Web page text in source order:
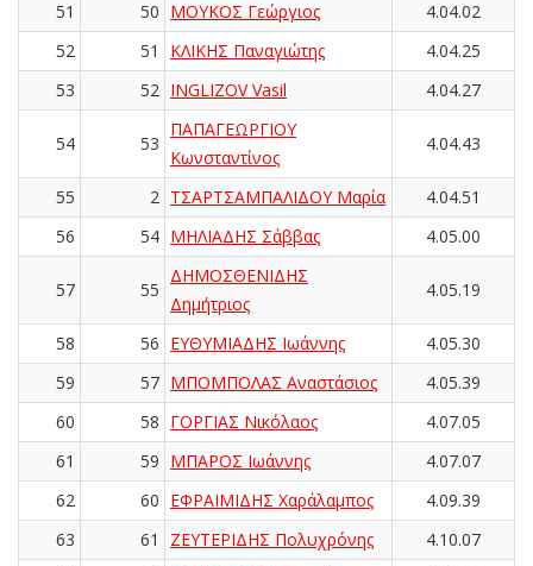
51 50 ΜΟΥΚΟΣ Γεώργιος
4.04.02
52
51 ΚΛΙΚΗΣ Παναγιώτης
4.04.25
53
52 INGLIZOV Vasil 4.04.27
54 53
ΠΑΠΑΓΕΩΡΓΙΟΥ
Κωνσταντίνος
4.04.43
55 2 ΤΣΑΡΤΣΑΜΠΑΛΙΔΟΥ Μαρία
4.04.51
56
54 ΜΗΛΙΑΔΗΣ Σάββας 4.05.00
57 55
ΔΗΜΟΣΘΕΝΙΔΗΣ
Δημήτριος
4.05.19
58 56 ΕΥΘΥΜΙΑΔΗΣ Ιωάννης
4.05.30
59
57 ΜΠΟΜΠΟΛΑΣ Αναστάσιος
4.05.39
60
58 ΓΟΡΓΙΑΣ Νικόλαος
4.07.05
61
59 ΜΠΑΡΟΣ Ιωάννης
4.07.07
62
60 ΕΦΡΑΙΜΙΔΗΣ Χαράλαμπος
4.09.39
63
61 ΖΕΥΤΕΡΙΔΗΣ Πολυχρόνης
4.10.07